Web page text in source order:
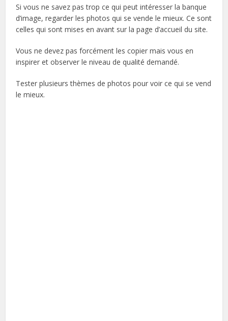
Si vous ne savez pas trop ce qui peut intéresser la banque
d’image, regarder les photos qui se vende le mieux. Ce sont
celles qui sont mises en avant sur la page d’accueil du site.
Vous ne devez pas forcément les copier mais vous en
inspirer et observer le niveau de qualité demandé.
Tester plusieurs thèmes de photos pour voir ce qui se vend
le mieux.